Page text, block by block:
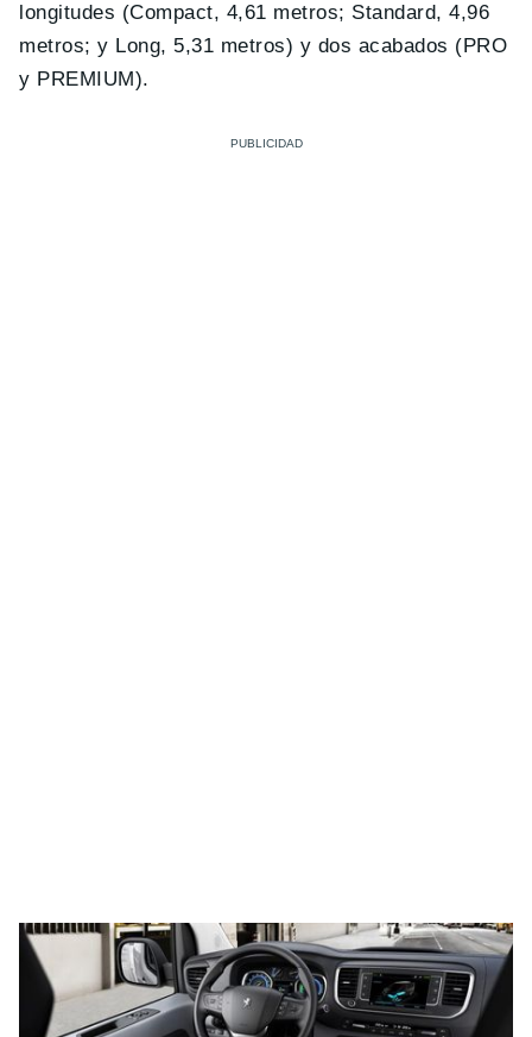
longitudes (Compact, 4,61 metros; Standard, 4,96
metros; y Long, 5,31 metros) y dos acabados (PRO
y PREMIUM).